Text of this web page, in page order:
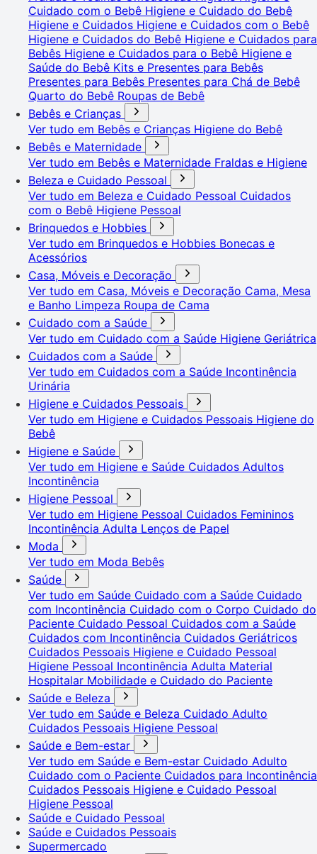
Cuidado com o Bebê Higiene e Cuidado do Bebê
Higiene e Cuidados Higiene e Cuidados com o Bebê
Higiene e Cuidados do Bebê Higiene e Cuidados para
Bebês Higiene e Cuidados para o Bebê Higiene e
Saúde do Bebê Kits e Presentes para Bebês
Presentes para Bebês Presentes para Chá de Bebê
Quarto do Bebê Roupas de Bebê
Bebês e Crianças
Ver tudo em Bebês e Crianças Higiene do Bebê
Bebês e Maternidade
Ver tudo em Bebês e Maternidade Fraldas e Higiene
Beleza e Cuidado Pessoal
Ver tudo em Beleza e Cuidado Pessoal Cuidados
com o Bebê Higiene Pessoal
Brinquedos e Hobbies
Ver tudo em Brinquedos e Hobbies Bonecas e
Acessórios
Casa, Móveis e Decoração
Ver tudo em Casa, Móveis e Decoração Cama, Mesa
e Banho Limpeza Roupa de Cama
Cuidado com a Saúde
Ver tudo em Cuidado com a Saúde Higiene Geriátrica
Cuidados com a Saúde
Ver tudo em Cuidados com a Saúde Incontinência
Urinária
Higiene e Cuidados Pessoais
Ver tudo em Higiene e Cuidados Pessoais Higiene do
Bebê
Higiene e Saúde
Ver tudo em Higiene e Saúde Cuidados Adultos
Incontinência
Higiene Pessoal
Ver tudo em Higiene Pessoal Cuidados Femininos
Incontinência Adulta Lenços de Papel
Moda
Ver tudo em Moda Bebês
Saúde
Ver tudo em Saúde Cuidado com a Saúde Cuidado
com Incontinência Cuidado com o Corpo Cuidado do
Paciente Cuidado Pessoal Cuidados com a Saúde
Cuidados com Incontinência Cuidados Geriátricos
Cuidados Pessoais Higiene e Cuidado Pessoal
Higiene Pessoal Incontinência Adulta Material
Hospitalar Mobilidade e Cuidado do Paciente
Saúde e Beleza
Ver tudo em Saúde e Beleza Cuidado Adulto
Cuidados Pessoais Higiene Pessoal
Saúde e Bem-estar
Ver tudo em Saúde e Bem-estar Cuidado Adulto
Cuidado com o Paciente Cuidados para Incontinência
Cuidados Pessoais Higiene e Cuidado Pessoal
Higiene Pessoal
Saúde e Cuidado Pessoal
Saúde e Cuidados Pessoais
Supermercado